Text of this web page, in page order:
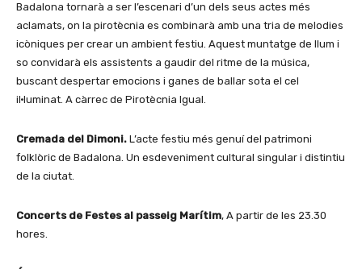
Badalona tornarà a ser l’escenari d’un dels seus actes més
aclamats, on la pirotècnia es combinarà amb una tria de melodies
icòniques per crear un ambient festiu. Aquest muntatge de llum i
so convidarà els assistents a gaudir del ritme de la música,
buscant despertar emocions i ganes de ballar sota el cel
il·luminat. A càrrec de Pirotècnia Igual.
Cremada del Dimoni. L’acte festiu més genuí del patrimoni
folklòric de Badalona. Un esdeveniment cultural singular i distintiu
de la ciutat.
Concerts de Festes al passeig Marítim, A partir de les 23.30
hores.